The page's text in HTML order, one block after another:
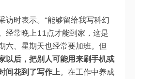
访时表示。“能够留给我写科幻
经常晚上11点才能到家，这是
六、星期天也经常要加班。但
以后，把别人可能用来刷手机或
间花到了写作上。在工作中养成